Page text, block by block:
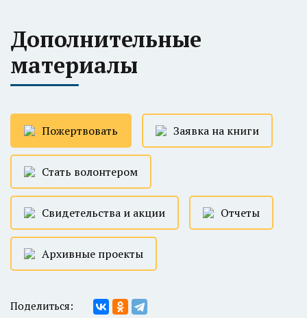
Дополнительные
материалы
Пожертвовать Заявка на книги
Стать волонтером
Свидетельства и акции Отчеты
Архивные проекты
Поделиться: